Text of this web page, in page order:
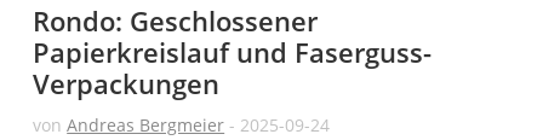
Rondo: Geschlossener
Papierkreislauf und Faserguss-
Verpackungen
vonAndreas Bergmeier - 2025-09-24